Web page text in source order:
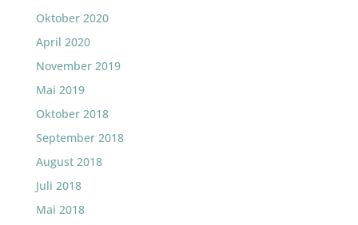
Oktober 2020
April 2020
November 2019
Mai 2019
Oktober 2018
September 2018
August 2018
Juli 2018
Mai 2018